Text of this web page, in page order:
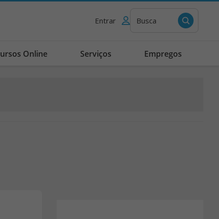
Entrar Busca
Online Serviços Empregos